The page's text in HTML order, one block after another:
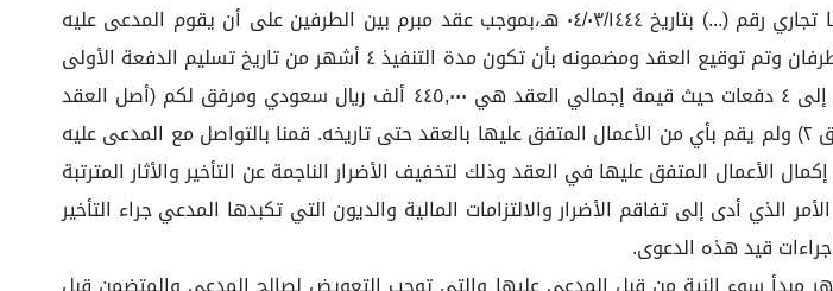
أولاً: الـوقائع: قام المدعي بالتعاقد مع المدعى عليها بصفته مؤسسة مقاولات سجلها تجاري رقم (...) بتاريخ ٠٤/٠٣/١٤٤٤ هـ،بموجب عقد مبرم بين الطرفين على أن يقوم المدعى عليه
بالبناء على أرض رقم (....) الواقعة بمخطط (.....) رقم (٧) في (....) لإنشاء عمارة. أتفق الطرفان وتم توقيع العقد ومضمونه بأن تكون مدة التنفيذ ٤ أشهر من تاريخ تسليم الدفعة الأولى
بقيمة ١٠٠,٠٠٠ ريال سعودي ورخصة العمل وتُقسم الدفعات لإكمال الأعمال المُتفق عليه إلى ٤ دفعات حيث قيمة إجمالي العقد هي ٤٤٥,٠٠٠ ألف ريال سعودي ومرفق لكم (أصل العقد
مرفق ١ ). استلم المدعى عليه الدفعة الأولى بتاريخ ٠٤/٠٣/١٤٤٤هـ،بموجب سند قبض (مرفق ٢) ولم يقم بأي من الأعمال المتفق عليها بالعقد حتى تاريخه. قمنا بالتواصل مع المدعى عليه
المتفق عليها في العقد وذلك لتخفيف الأضرار الناجمة عن التأخير والأثار المترتبة
أدى إلى تفاقم الأضرار والالتزامات المالية والديون التي تكبدها المدعي جراء التأخير
قيد هذه الدعوى.